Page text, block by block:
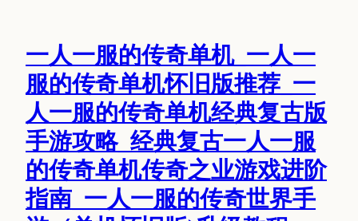
一人一服的传奇单机_一人一
服的传奇单机怀旧版推荐_一
人一服的传奇单机经典复古版
手游攻略_经典复古一人一服
的传奇单机传奇之业游戏进阶
指南_一人一服的传奇世界手